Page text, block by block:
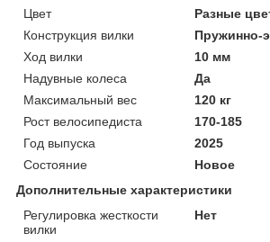
Цвет
Разные
Конструкция вилки
Пружинно-
Ход вилки
10 мм
Надувные колеса
Да
Максимальный вес
120 кг
Рост велосипедиста
170-185
Год выпуска
2025
Состояние
Новое
Дополнительные характеристики
Регулировка жесткости
вилки
Нет